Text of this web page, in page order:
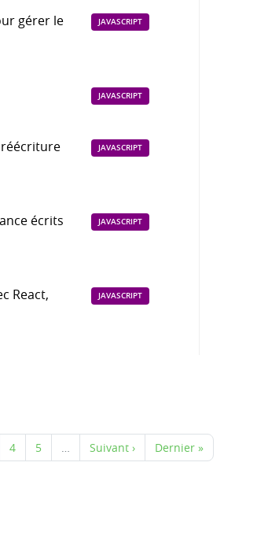
gérer le
JAVASCRIPT
JAVASCRIPT
réécriture
JAVASCRIPT
écrits
JAVASCRIPT
React,
JAVASCRIPT
4 5 Suivant › Dernier »